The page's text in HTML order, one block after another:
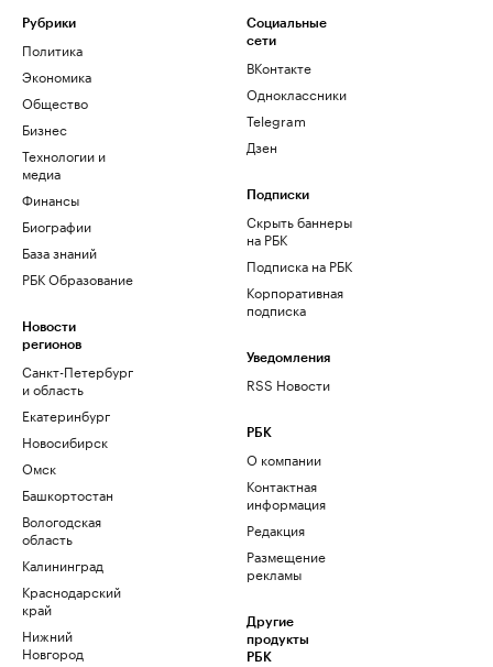
Рубрики
Политика
Экономика
Общество
Бизнес
Технологии и
медиа
Финансы
Биографии
База знаний
РБК Образование
Новости
регионов
Санкт-Петербург
и область
Екатеринбург
Новосибирск
Омск
Башкортостан
Вологодская
область
Калининград
Краснодарский
край
Нижний
Новгород
Социальные
сети
ВКонтакте
Одноклассники
Telegram
Дзен
Подписки
Скрыть баннеры
на РБК
Подписка на РБК
Корпоративная
подписка
Уведомления
RSS Новости
РБК
О компании
Контактная
информация
Редакция
Размещение
рекламы
Другие
продукты
РБК